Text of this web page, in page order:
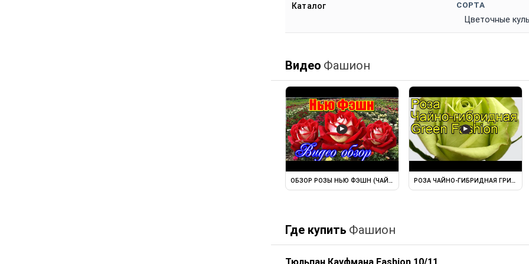
Каталог СОРТА
Цветочные
Видео Фашион
▶
ОБЗОР РОЗЫ НЬЮ ФЭШН (ЧАЙНО ГИБРИДНАЯ) NEW FASHION ...
▶
РОЗА ЧАЙНО-ГИБРИДНАЯ ГРИН
Где купить Фашион